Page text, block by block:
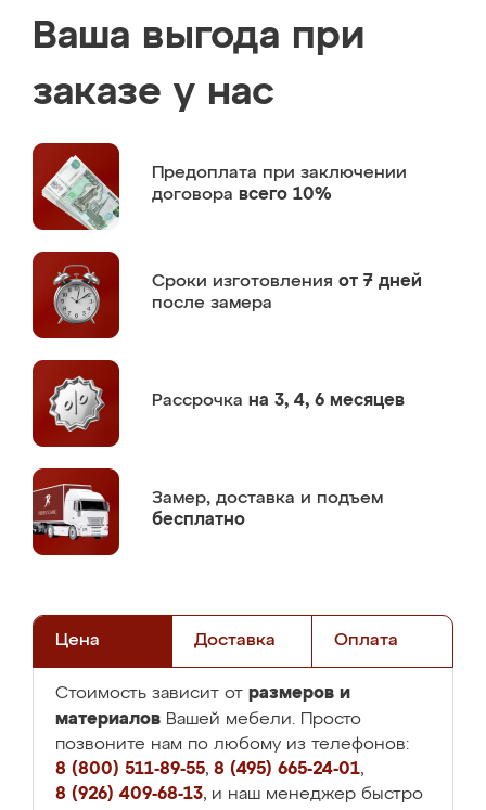
Ваша выгода при
заказе у нас
Предоплата при заключении
договора всего 10%
Сроки изготовления от 7 дней
после замера
Рассрочка на 3, 4, 6 месяцев
Замер, доставка и подъем
бесплатно
Цена Доставка Оплата
Стоимость зависит от размеров и
материалов Вашей мебели. Просто
позвоните нам по любому из телефонов:
8 (800) 511-89-55, 8 (495) 665-24-01,
8 (926) 409-68-13, и наш менеджер быстро